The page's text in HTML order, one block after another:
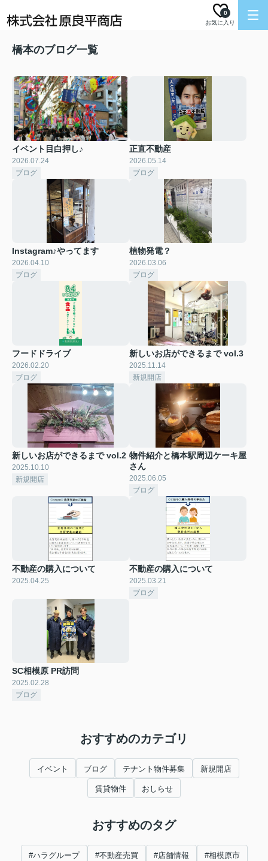
お気に入り
0
橋本のブログ一覧
イベント目白押し♪
2026.07.24
ブログ
正直不動産
2026.05.14
ブログ
Instagram♪やってます
2026.04.10
ブログ
植物発電？
2026.03.06
ブログ
フードドライブ
2026.02.20
ブログ
新しいお店ができるまで vol.3
2025.11.14
新規開店
新しいお店ができるまで vol.2
2025.10.10
新規開店
物件紹介と橋本駅周辺ケーキ屋
さん
2025.06.05
ブログ
不動産の購入について
2025.04.25
不動産の購入について
2025.03.21
ブログ
SC相模原 PR訪問
2025.02.28
ブログ
おすすめのカテゴリ
イベント ブログ テナント物件募集 新規開店
賃貸物件 おしらせ
おすすめのタグ
#ハラグループ #不動産売買 #店舗情報 #相模原市